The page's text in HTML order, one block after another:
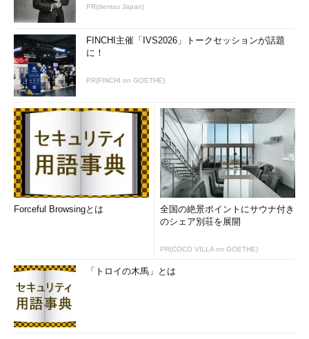
PR(dentsu Japan)
FINCHI主催「IVS2026」トークセッションが話題
に！
PR(FINCHI on GOETHE)
Forceful Browsingとは
全国の絶景ポイントにサウナ付き
のシェア別荘を展開
PR(COCO VILLA on GOETHE)
「トロイの木馬」とは